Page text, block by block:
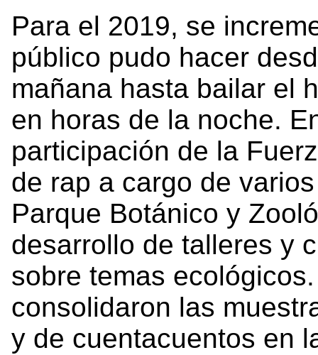
Para el 2019, se
público pudo hacer
mañana hasta bailar el
en horas de la noche.
participación de la
de rap a cargo de
Parque Botánico y
desarrollo de talleres y
sobre temas
consolidaron las
y de cuentacuentos en